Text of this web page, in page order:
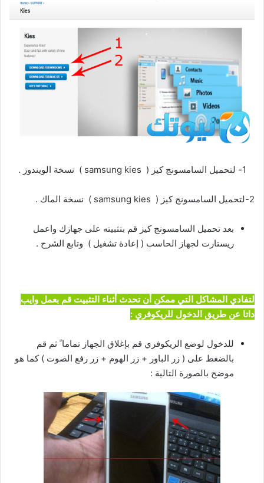
1- لتحميل السامسونج كيز ( samsung kies ) نسخة الويندوز .
2-لتحميل السامسونج كيز ( samsung kies ) نسخة الماك .
بعد تحميل السامسونج كيز قم بتثبيته على جهازك واعمل
ريستارت لجهاز الحاسب ( إعادة تشغيل ) وتابع الشرح .
لتفادي المشاكل التي ممكن أن تحدث أثناء التثبيت قم بعمل وايب
داتا عن طريق الدخول للريكوفري :
للدخول لوضع الريكوفري قم بإغلاق الجهاز تماما ً ثم قم
بالضغط على ( زر الباور + زر الهوم + زر رفع الصوت ) كما هو
موضح بالصورة التالية :